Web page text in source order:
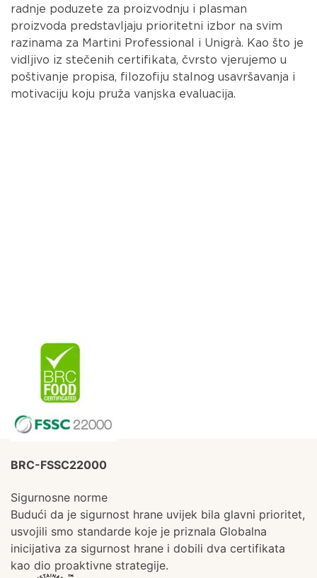
radnje poduzete za proizvodnju i plasman
proizvoda predstavljaju prioritetni izbor na svim
razinama za Martini Professional i Unigrà. Kao što je
vidljivo iz stečenih certifikata, čvrsto vjerujemo u
poštivanje propisa, filozofiju stalnog usavršavanja i
motivaciju koju pruža vanjska evaluacija.
BRC-FSSC22000
Sigurnosne norme
Budući da je sigurnost hrane uvijek bila glavni prioritet,
usvojili smo standarde koje je priznala Globalna
inicijativa za sigurnost hrane i dobili dva certifikata
kao dio proaktivne strategije.